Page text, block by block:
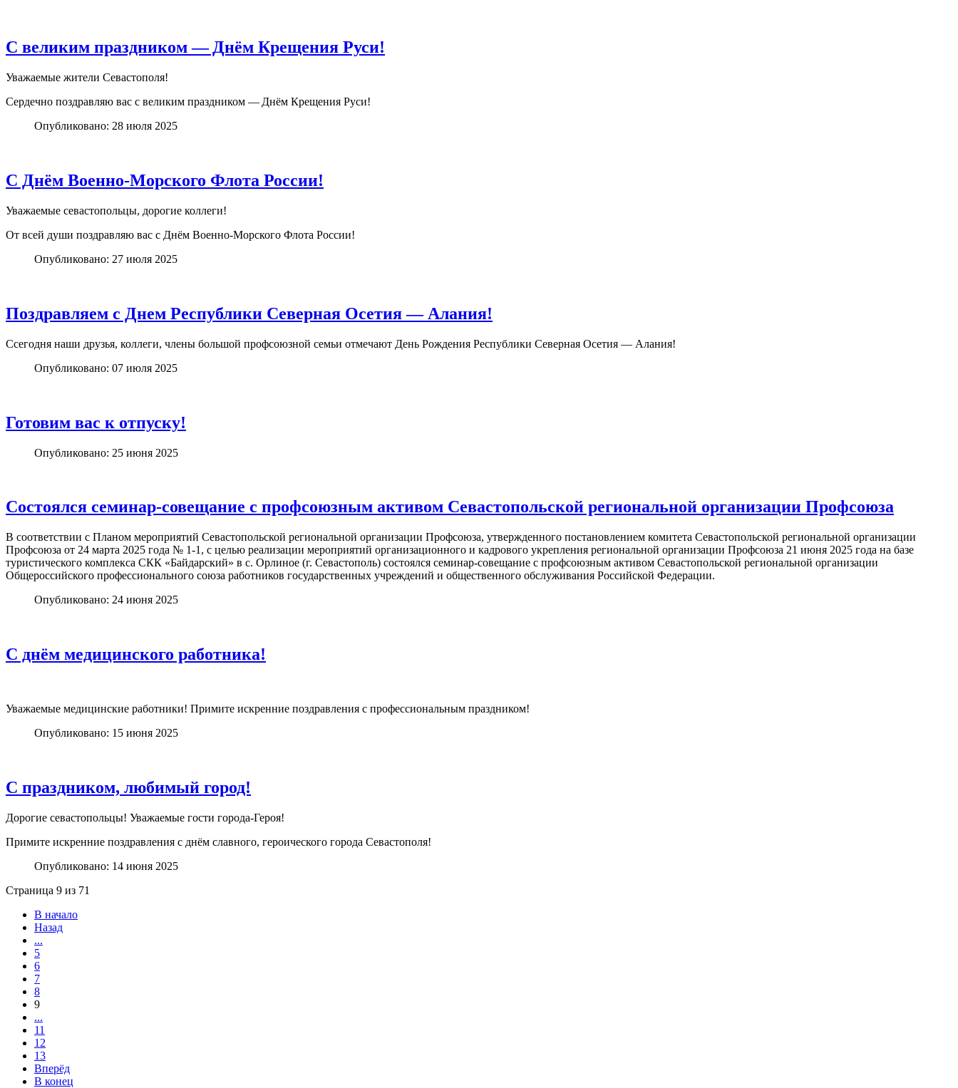
С великим праздником — Днём Крещения Руси!
Уважаемые жители Севастополя!
Сердечно поздравляю вас с великим праздником — Днём Крещения Руси!
Опубликовано: 28 июля 2025
С Днём Военно-Морского Флота России!
Уважаемые севастопольцы, дорогие коллеги!
От всей души поздравляю вас с Днём Военно-Морского Флота России!
Опубликовано: 27 июля 2025
Поздравляем с Днем Республики Северная Осетия — Алания!
Ссегодня наши друзья, коллеги, члены большой профсоюзной семьи отмечают День Рождения Республики Северная Осетия — Алания!
Опубликовано: 07 июля 2025
Готовим вас к отпуску!
Опубликовано: 25 июня 2025
Состоялся семинар-совещание с профсоюзным активом Севастопольской региональной организации Профсоюза
В соответствии с Планом мероприятий Севастопольской региональной организации Профсоюза, утвержденного постановлением комитета Севастопольской региональной организации
Профсоюза от 24 марта 2025 года № 1-1, с целью реализации мероприятий организационного и кадрового укрепления региональной организации Профсоюза 21 июня 2025 года на базе
туристического комплекса СКК «Байдарский» в с. Орлиное (г. Севастополь) состоялся семинар-совещание с профсоюзным активом Севастопольской региональной организации
Общероссийского профессионального союза работников государственных учреждений и общественного обслуживания Российской Федерации.
Опубликовано: 24 июня 2025
С днём медицинского работника!
Уважаемые медицинские работники! Примите искренние поздравления с профессиональным праздником!
Опубликовано: 15 июня 2025
С праздником, любимый город!
Дорогие севастопольцы! Уважаемые гости города-Героя!
Примите искренние поздравления с днём славного, героического города Севастополя!
Опубликовано: 14 июня 2025
Страница 9 из 71
В начало
Назад
...
5
6
7
8
9
...
11
12
13
Вперёд
В конец